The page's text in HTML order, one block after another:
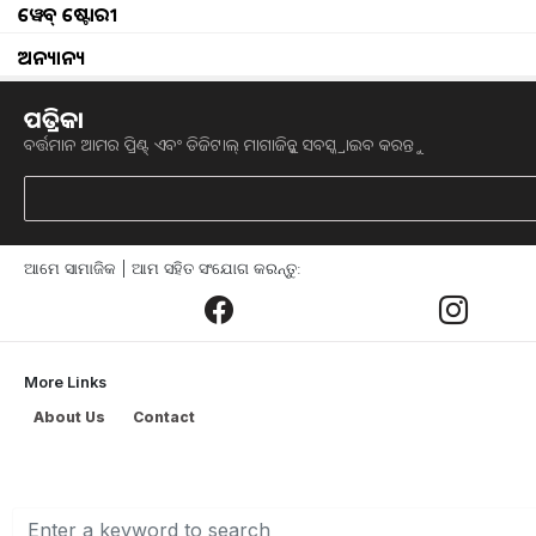
ୱେବ୍ ଷ୍ଟୋରୀ
ଅନ୍ୟାନ୍ୟ
ପତ୍ରିକା
ବର୍ତ୍ତମାନ ଆମର ପ୍ରିଣ୍ଟ୍ ଏବଂ ଡିଜିଟାଲ୍ ମାଗାଜିନ୍କୁ ସବସ୍କ୍ରାଇବ କରନ୍ତୁ
ଆମେ ସାମାଜିକ | ଆମ ସହିତ ସଂଯୋଗ କରନ୍ତୁ:
More Links
About Us
Contact
PM modi to release
ନୂଆ ବର୍ଷରେ ଚାଷୀଙ୍କୁ ଉପହାର ଦେବାକୁ
ନିଧି ଯୋଜନା
(PM Kisan Samman Nidhi
Installment) ଦିଆଯିବ ।
ଆଜି (ଶନିବାର) ରିଲିଜ ହେବ ପ୍ରଧାନମନ୍ତ୍ରୀ